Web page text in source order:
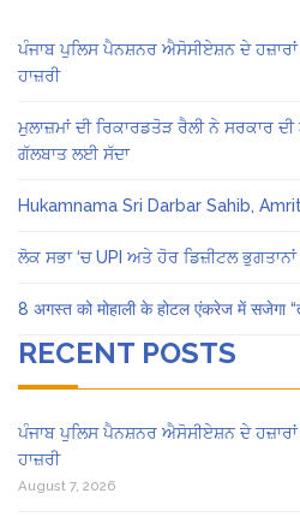
ਪੰਜਾਬ ਪੁਲਿਸ ਪੈਨਸ਼ਨਰ ਐਸੋਸੀਏਸ਼ਨ ਦੇ ਹਜ਼ਾਰਾਂ
ਹਾਜ਼ਰੀ
ਮੁਲਾਜ਼ਮਾਂ ਦੀ ਰਿਕਾਰਡਤੋੜ ਰੈਲੀ ਨੇ ਸਰਕਾਰ
ਗੱਲਬਾਤ ਲਈ ਸੱਦਾ
Hukamnama Sri Darbar Sahib,
ਲੋਕ ਸਭਾ ‘ਚ UPI ਅਤੇ ਹੋਰ ਡਿਜ਼ੀਟਲ
8 अगस्त को मोहाली के होटल एंकरेज में सजेगा
RECENT POSTS
ਪੰਜਾਬ ਪੁਲਿਸ ਪੈਨਸ਼ਨਰ ਐਸੋਸੀਏਸ਼ਨ ਦੇ ਹਜ਼ਾਰਾਂ
ਹਾਜ਼ਰੀ
August 7, 2026